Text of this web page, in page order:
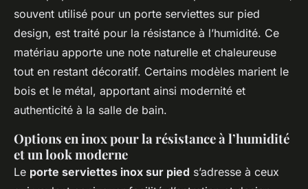
souvent utilisé pour un porte serviettes sur pied
design, est traité pour la résistance à l’humidité. Ce
matériau apporte une note naturelle et chaleureuse
tout en restant décoratif. Certains modèles marient le
bois et le métal, apportant ainsi modernité et
authenticité à la salle de bain.
Options en inox pour la résistance à l’humidité
et un look moderne
Le porte serviettes inox sur pied s’adresse à ceux